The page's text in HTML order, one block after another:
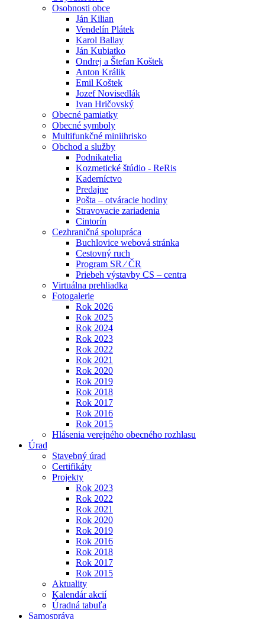
Osobnosti obce
Ján Kilian
Vendelín Plátek
Karol Ballay
Ján Kubiatko
Ondrej a Štefan Koštek
Anton Králik
Emil Koštek
Jozef Novisedlák
Ivan Hričovský
Obecné pamiatky
Obecné symboly
Multifunkčné miniihrisko
Obchod a služby
Podnikatelia
Kozmetické štúdio - ReRis
Kaderníctvo
Predajne
Pošta – otváracie hodiny
Stravovacie zariadenia
Cintorín
Cezhraničná spolupráca
Buchlovice webová stránka
Cestovný ruch
Program SR ⁄ ČR
Priebeh výstavby CS – centra
Virtuálna prehliadka
Fotogalerie
Rok 2026
Rok 2025
Rok 2024
Rok 2023
Rok 2022
Rok 2021
Rok 2020
Rok 2019
Rok 2018
Rok 2017
Rok 2016
Rok 2015
Hlásenia verejného obecného rozhlasu
Úrad
Stavebný úrad
Certifikáty
Projekty
Rok 2023
Rok 2022
Rok 2021
Rok 2020
Rok 2019
Rok 2016
Rok 2018
Rok 2017
Rok 2015
Aktuality
Kalendár akcií
Úradná tabuľa
Samospráva